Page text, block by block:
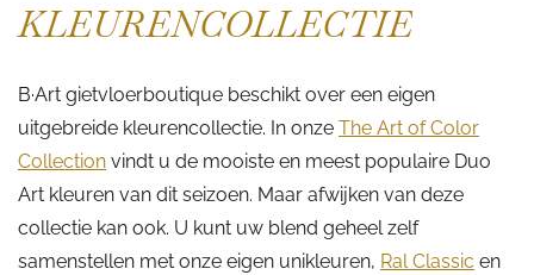
KLEURENCOLLECTIE
B·Art gietvloerboutique beschikt over een eigen
uitgebreide kleurencollectie. In onze The Art of Color
Collection vindt u de mooiste en meest populaire Duo
Art kleuren van dit seizoen. Maar afwijken van deze
collectie kan ook. U kunt uw blend geheel zelf
samenstellen met onze eigen unikleuren, Ral Classic en